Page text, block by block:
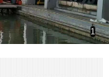
1